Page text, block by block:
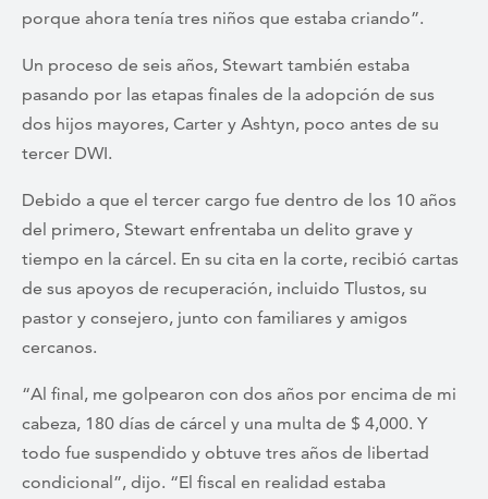
porque ahora tenía tres niños que estaba criando”.
Un proceso de seis años, Stewart también estaba
pasando por las etapas finales de la adopción de sus
dos hijos mayores, Carter y Ashtyn, poco antes de su
tercer DWI.
Debido a que el tercer cargo fue dentro de los 10 años
del primero, Stewart enfrentaba un delito grave y
tiempo en la cárcel. En su cita en la corte, recibió cartas
de sus apoyos de recuperación, incluido Tlustos, su
pastor y consejero, junto con familiares y amigos
cercanos.
“Al final, me golpearon con dos años por encima de mi
cabeza, 180 días de cárcel y una multa de $ 4,000. Y
todo fue suspendido y obtuve tres años de libertad
condicional”, dijo. “El fiscal en realidad estaba